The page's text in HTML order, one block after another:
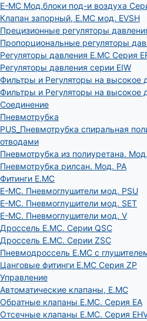
E-MC Мод.блоки под-и воздуха
Клапан запорный, E.MC мод. EVSH
Прецизионные регуляторы
Пропорциональные регуляторы
Регуляторы давления E.MC Серия
Регуляторы давления серии EIW
Фильтры и Регуляторы на высокое
Фильтры и Регуляторы на высокое
Соединение
Пневмотрубка
PUS_Пневмотрубка спиральная
отводами
Пневмотрубка из полиуретана.
Пневмотрубка рилсан. Мод. PA
Фитинги E.MC
E-MC. Пневмоглушители мод. PSU
E-MC. Пневмоглушители мод. SET
E-MC. Пневмоглушители мод. V
Дроссель E.MC. Серии QSC
Дроссель E.MC. Серии ZSC
Пневмодроссель E.MC с
Цанговые фитинги E.MC Серия ZP
Управление
Автоматические клапаны, Е.МС
Обратные клапаны E.MC. Серия EA
Отсечные клапаны E.MC. Серия